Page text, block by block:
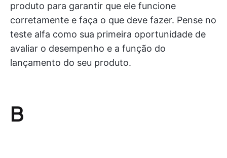
produto para garantir que ele funcione
corretamente e faça o que deve fazer. Pense no
teste alfa como sua primeira oportunidade de
avaliar o desempenho e a função do
lançamento do seu produto.
B